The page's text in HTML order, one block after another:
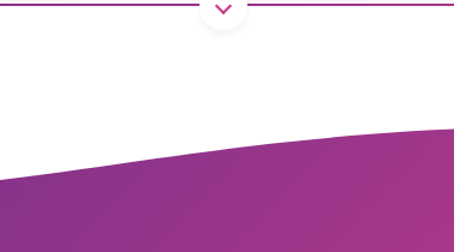
och vi hoppas att du vill hjälpa oss.
Stötta vårt arbete genom att swisha en slant till